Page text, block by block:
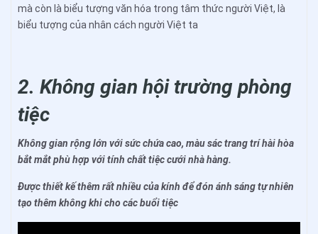
mà còn là biểu tượng văn hóa trong tâm thức người Việt, là
biểu tượng của nhân cách người Việt ta
2. Không gian hội trường phòng
tiệc
Không gian rộng lớn với sức chứa cao, màu sác trang trí hài hòa
bắt mắt phù hợp với tính chất tiệc cưới nhà hàng.
Được thiết kế thêm rất nhiều của kính để đón ánh sáng tự nhiên
tạo thêm không khi cho các buổi tiệc